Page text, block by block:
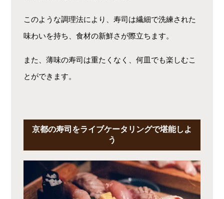
このような調理法により、寿司は繊細で洗練された
味わいを持ち、食材の新鮮さが際立ちます。
また、薄味の寿司は重たくなく、何皿でも楽しむこ
とができます。
京都の寿司をライブケータリングで堪能しよ
う